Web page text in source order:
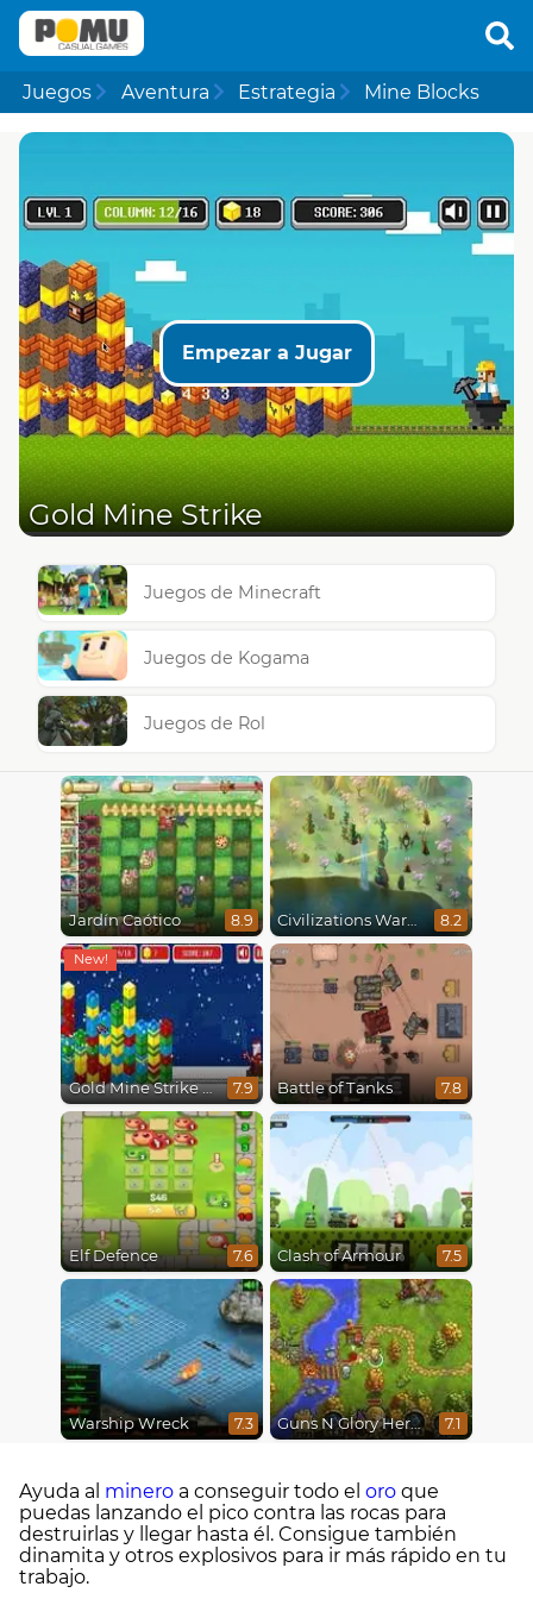
Juegos Aventura Estrategia Mine Blocks
Empezar a Jugar
Gold Mine Strike
Juegos de Minecraft
Juegos de Kogama
Juegos de Rol
Jardín Caótico 8.9 Civilizations Wars Master Edition 8.2
Gold Mine Strike Christmas 7.9 Battle of Tanks 7.8
Elf Defence 7.6 Clash of Armour 7.5
Warship Wreck 7.3 Guns N Glory Heroes 7.1
Ayuda al minero a conseguir todo el oro que
puedas lanzando el pico contra las rocas para
destruirlas y llegar hasta él. Consigue también
dinamita y otros explosivos para ir más rápido en tu
trabajo.